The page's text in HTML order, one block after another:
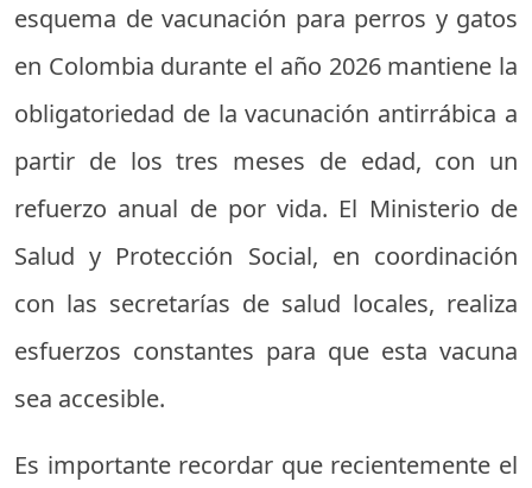
esquema de vacunación para perros y gatos
en Colombia durante el año 2026 mantiene la
obligatoriedad de la vacunación antirrábica a
partir de los tres meses de edad, con un
refuerzo anual de por vida. El Ministerio de
Salud y Protección Social, en coordinación
con las secretarías de salud locales, realiza
esfuerzos constantes para que esta vacuna
sea accesible.
Es importante recordar que recientemente el